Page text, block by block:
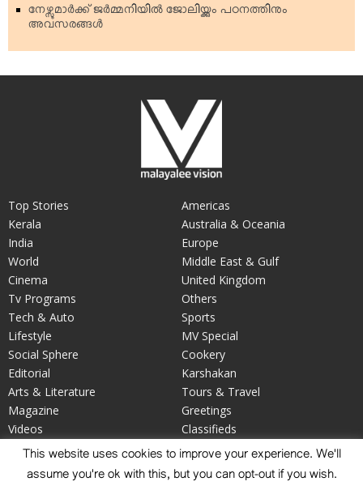
നേഴ്സുമാര്‍ക്ക് ജര്‍മ്മനിയില്‍ ജോലിയ്ക്കും പഠനത്തിനും
അവസരങ്ങള്‍
Top Stories
Kerala
India
World
Cinema
Tv Programs
Tech & Auto
Americas
Australia & Oceania
Europe
Middle East & Gulf
United Kingdom
Others
Sports
Lifestyle
Social Sphere
Editorial
Arts & Literature
Magazine
Videos
Your Say
MV Special
Cookery
Karshakan
Tours & Travel
Greetings
Classifieds
Obituary
This website uses cookies to improve your experience. We'll
assume you're ok with this, but you can opt-out if you wish.